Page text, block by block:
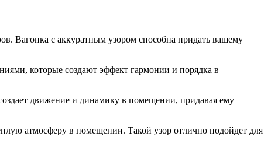
Вагонка с аккуратным узором способна придать вашему
которые создают эффект гармонии и порядка в
движение и динамику в помещении, придавая ему
атмосферу в помещении. Такой узор отлично подойдет для